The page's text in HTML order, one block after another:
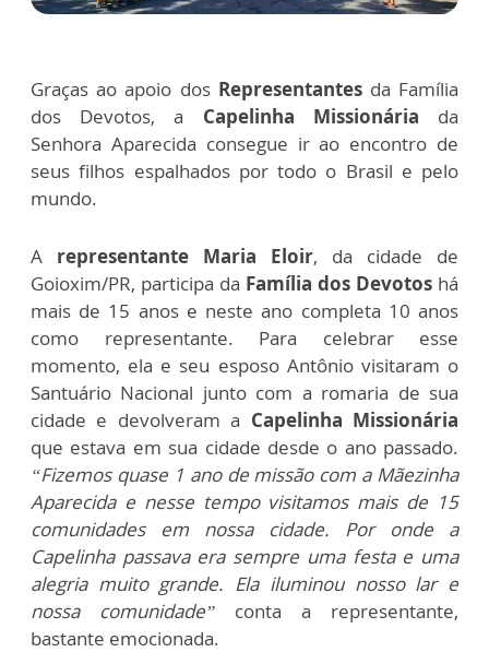
Graças ao apoio dos Representantesda Família
dos Devotos, a Capelinha Missionária da
Senhora Aparecida consegue ir ao encontro de
seus filhos espalhados por todo o Brasil e pelo
mundo.
A representante Maria Eloir, da cidade de
Goioxim/PR, participa da Família dos Devotos há
mais de 15 anos e neste ano completa 10 anos
como representante. Para celebrar esse
momento, ela e seu esposo Antônio visitaram o
Santuário Nacional junto com a romaria de sua
cidade e devolveram a Capelinha Missionária
que estava em sua cidade desde o ano passado.
“Fizemos quase 1 ano de missão com a Mãezinha
Aparecida e nesse tempo visitamos mais de 15
comunidades em nossa cidade. Por onde a
Capelinha passava era sempre uma festa e uma
alegria muito grande. Ela iluminou nosso lar e
nossa comunidade” conta a representante,
bastante emocionada.